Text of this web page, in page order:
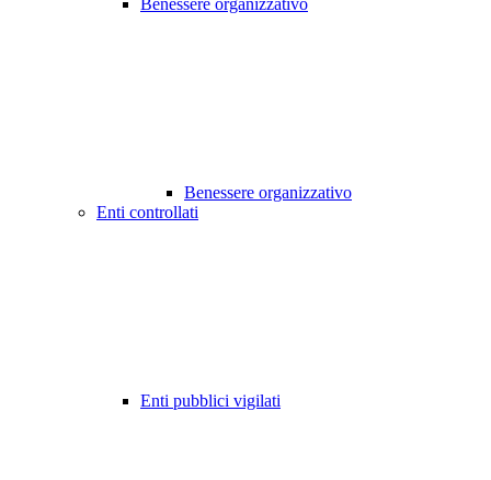
Benessere organizzativo
Benessere organizzativo
Enti controllati
Enti pubblici vigilati